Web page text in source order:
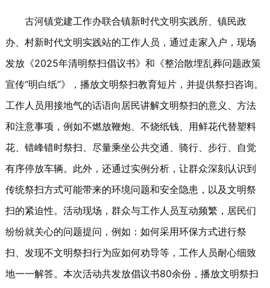
古河镇党建工作办联合镇新时代文明实践所、镇民政
办、村新时代文明实践站的工作人员，通过走家入户，现场
发放《2025年清明祭扫倡议书》和《整治散埋乱葬问题政策
宣传“明白纸”》，播放文明祭扫教育短片，并提供祭扫咨询。
工作人员用接地气的话语向居民讲解文明祭扫的意义、方法
和注意事项，例如不燃放鞭炮、不烧纸钱、用鲜花代替塑料
花、错峰错时祭扫、尽量乘坐公共交通、骑行、步行、自觉
有序停放车辆。此外，还通过实例分析，让群众深刻认识到
传统祭扫方式可能带来的环境问题和安全隐患，以及文明祭
扫的紧迫性。活动现场，群众与工作人员互动频繁，居民们
纷纷就关心的问题提问，例如：如何采用环保方式进行祭
扫、发现不文明祭扫行为应如何劝导等，工作人员耐心细致
地一一解答。本次活动共发放倡议书80余份，播放文明祭扫